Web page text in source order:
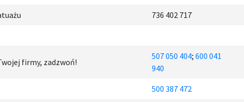
736 402 717
firmy, zadzwoń!
507 050 404; 600 041
940
500 387 472